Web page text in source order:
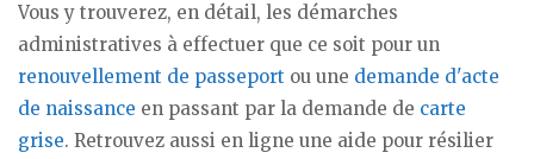
Vous y trouverez, en détail, les démarches
administratives à effectuer que ce soit pour un
renouvellement de passeport ou une demande d'acte
de naissance en passant par la demande de carte
grise. Retrouvez aussi en ligne une aide pour résilier